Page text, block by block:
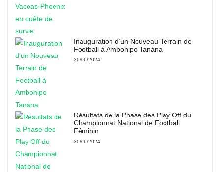
Inauguration d’un Nouveau Terrain de
Football à Ambohipo Tanàna
30/06/2024
Résultats de la Phase des Play Off du
Championnat National de Football
Féminin
30/06/2024